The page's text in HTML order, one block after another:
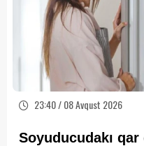
23:40 / 08 Avqust 2026
Soyuducudakı